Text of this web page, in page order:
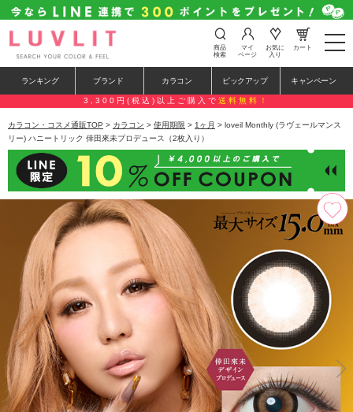
t
o
e
n
a
a
i
o
n
商品
検索
マイ
ページ
お気に
入り
カート
ランキング ブランド カラコン ピックアップ キャンペーン
3,300円(税込)以上ご購入で 送料無料！
カラコン・コスメ通販TOP > カラコン > 使用期限 > 1ヶ月 > loveil Monthly (ラヴェールマンス
リー) ハニートリック 倖田來未プロデュース（2枚入り）